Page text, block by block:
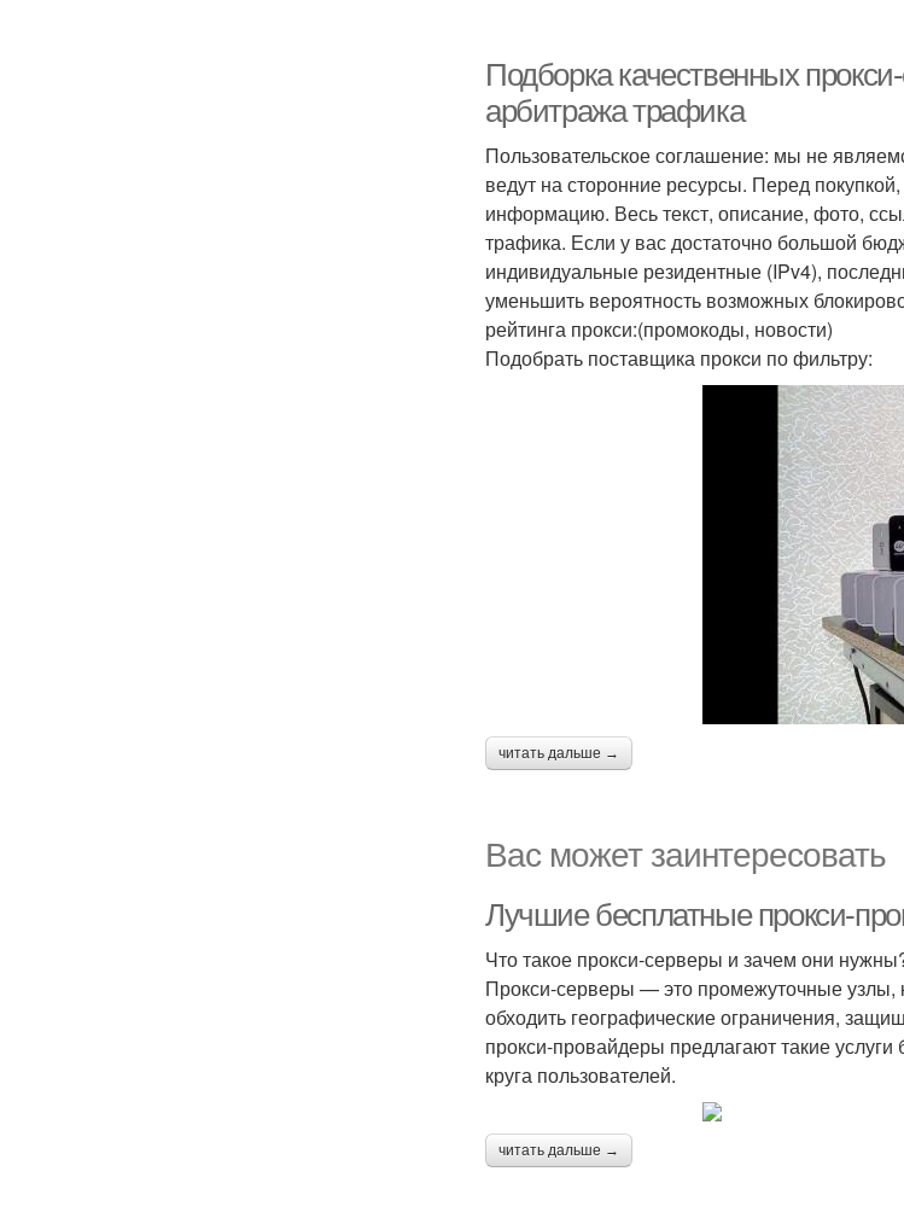
Подборка качественных
арбитража трафика
Пользовательское соглашение: мы не
ведут на сторонние ресурсы. Перед
информацию. Весь текст, описание, фото,
трафика. Если у вас достаточно большой
индивидуальные резидентные (IPv4),
уменьшить вероятность возможных
рейтинга прокси:(промокоды, новости)
Подобрать поставщика прокcи по фильтру:
читать дальше →
Вас может заинтересовать
Лучшие бесплатные прокси-
Что такое прокси-серверы и зачем они
Прокси-серверы — это промежуточные
обходить географические ограничения,
прокси-провайдеры предлагают такие
круга пользователей.
читать дальше →